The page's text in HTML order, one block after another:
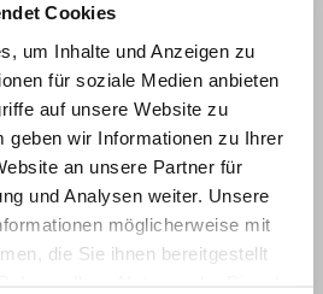
Cookies
um Inhalte und Anzeigen zu
für soziale Medien anbieten
auf unsere Website zu
geben wir Informationen zu Ihrer
an unsere Partner für
und Analysen weiter. Unsere
möglicherweise mit
die Sie ihnen bereitgestellt